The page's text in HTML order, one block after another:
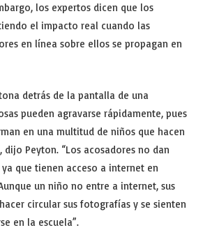
los expertos dicen que los
el impacto real cuando las
en línea sobre ellos se propagan en
detrás de la pantalla de una
pueden agravarse rápidamente, pues
en una multitud de niños que hacen
dijo Peyton. “Los acosadores no dan
que tienen acceso a internet en
un niño no entre a internet, sus
circular sus fotografías y se sienten
en la escuela”.